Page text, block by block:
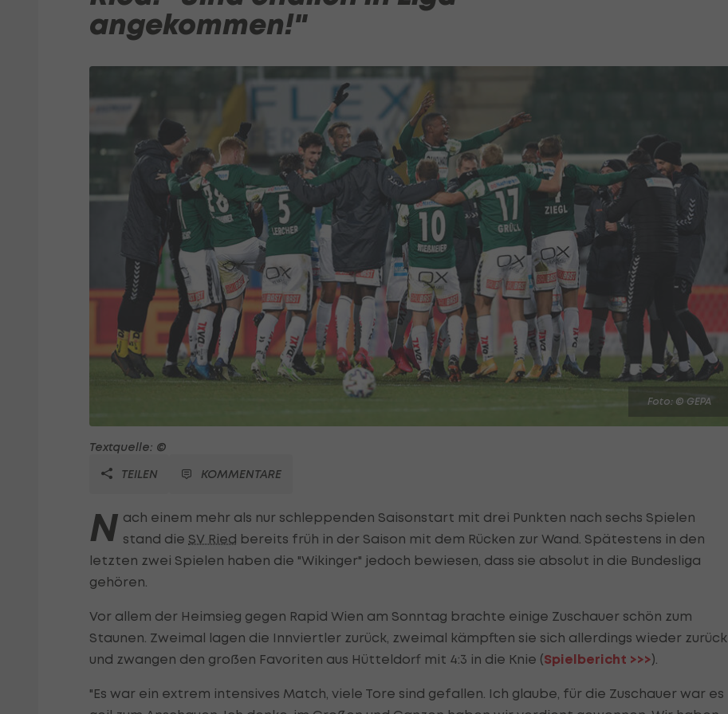
angekommen!"
Foto: © GEPA
Textquelle: ©
TEILEN
KOMMENTARE
N ach einem mehr als nur schleppenden Saisonstart mit drei Punkten nach sechs Spielen
stand die SV Ried bereits früh in der Saison mit dem Rücken zur Wand. Spätestens in den
letzten zwei Spielen haben die "Wikinger" jedoch bewiesen, dass sie absolut in die Bundesliga
gehören.
Vor allem der Heimsieg gegen Rapid Wien am Sonntag brachte einige Zuschauer schön zum
Staunen. Zweimal lagen die Innviertler zurück, zweimal kämpften sie sich allerdings wieder zurück
und zwangen den großen Favoriten aus Hütteldorf mit 4:3 in die Knie (Spielbericht >>>).
"Es war ein extrem intensives Match, viele Tore sind gefallen. Ich glaube, für die Zuschauer war es